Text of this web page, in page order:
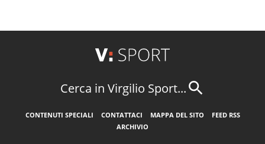
Cerca in Virgilio Sport...
CONTENUTI SPECIALI CONTATTACI MAPPA DEL SITO
FEED RSS
ARCHIVIO